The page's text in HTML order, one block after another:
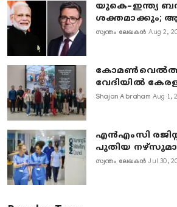
യുകെ–ഇന്ത്യ
ശക്തമാക്കും;
സ്വന്തം ലേഖകൻ Aug 2,
കോമൺവെൽത്ത്
വേദിയിൽ
Shajan Abraham Aug 1,
എൻഎംസി
പുതിയ
സ്വന്തം ലേഖകൻ Jul 30,